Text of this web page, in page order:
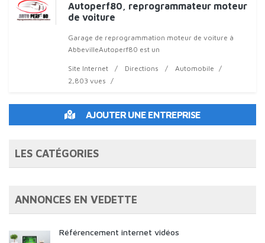
Autoperf80, reprogrammateur moteur
de voiture
Garage de reprogrammation moteur de voiture à
AbbevilleAutoperf80 est un
Site Internet Directions
Automobile
2,803 vues
AJOUTER UNE ENTREPRISE
LES CATÉGORIES
ANNONCES EN VEDETTE
Référencement internet vidéos